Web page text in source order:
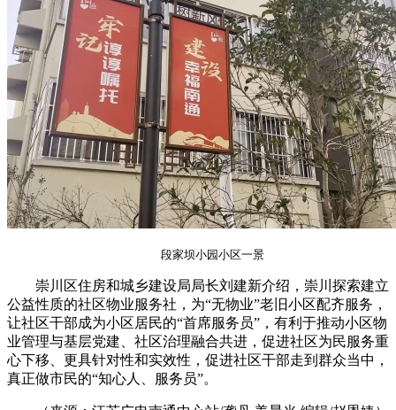
段家坝小园小区一景
崇川区住房和城乡建设局局长刘建新介绍，崇川探索建立
公益性质的社区物业服务社，为“无物业”老旧小区配齐服务，
让社区干部成为小区居民的“首席服务员”，有利于推动小区物
业管理与基层党建、社区治理融合共进，促进社区为民服务重
心下移、更具针对性和实效性，促进社区干部走到群众当中，
真正做市民的“知心人、服务员”。